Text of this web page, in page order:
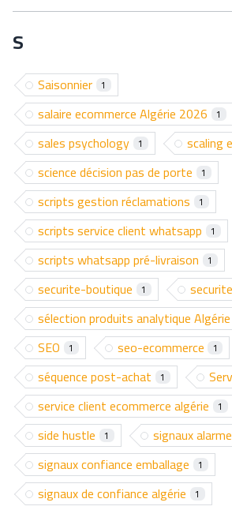
S
Saisonnier 1
salaire ecommerce Algérie 2026 1
sales psychology 1 scaling
science décision pas de porte 1
scripts gestion réclamations 1
scripts service client whatsapp 1
scripts whatsapp pré-livraison 1
securite-boutique 1
sélection produits analytique Algérie
SEO 1 seo-ecommerce 1
séquence post-achat 1
service client ecommerce algérie 1
side hustle 1 signaux
signaux confiance emballage 1
signaux de confiance algérie 1